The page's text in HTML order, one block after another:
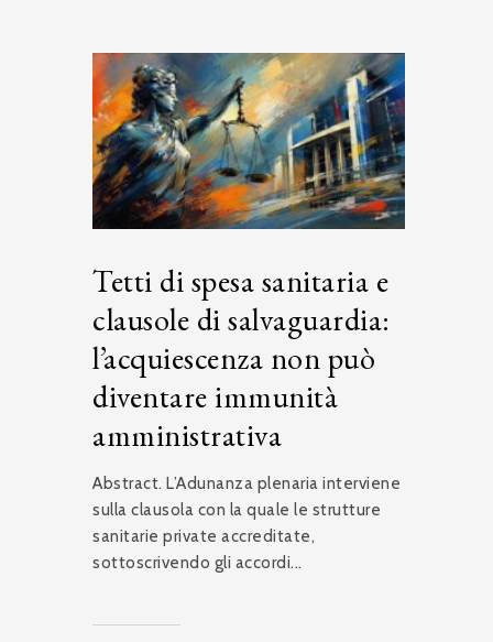
Tetti di spesa sanitaria e
clausole di salvaguardia:
l’acquiescenza non può
diventare immunità
amministrativa
Abstract. L’Adunanza plenaria interviene
sulla clausola con la quale le strutture
sanitarie private accreditate,
sottoscrivendo gli accordi...